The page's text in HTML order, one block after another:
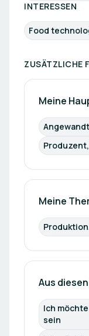
INTERESSEN
Food
ZUSÄTZLICHE
Meine
Meine
Aus
Ich
sein